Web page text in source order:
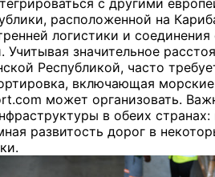
с другими
расположенной на
логистики и
значительное
Республикой, часто
включающая
может организовать.
в обеих странах:
развитость дорог в